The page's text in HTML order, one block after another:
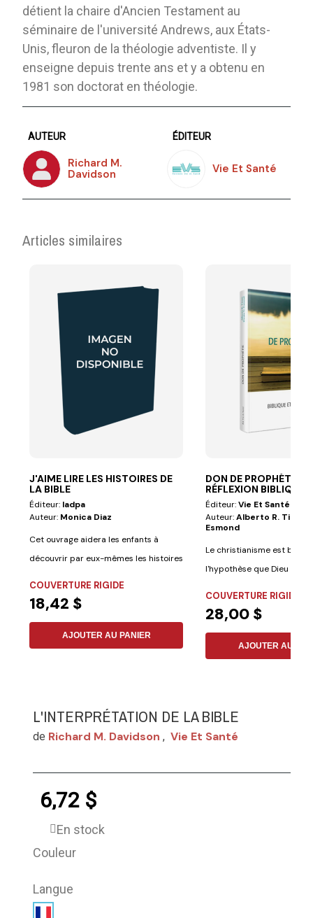
détient la chaire d'Ancien Testament au
séminaire de l'université Andrews, aux États-
Unis, fleuron de la théologie adventiste. Il y
enseigne depuis trente ans et y a obtenu en
1981 son doctorat en théologie.
AUTEUR
Richard M.
Davidson
ÉDITEUR
Vie Et Santé
Articles similaires
J'AIME LIRE LES HISTOIRES DE
LA BIBLE
Éditeur: Iadpa
Auteur: Monica Diaz
Cet ouvrage aidera les enfants à
découvrir par eux-mêmes les histoires
COUVERTURE RIGIDE
18,42 $
AJOUTER AU PANIER
DON DE PROPHÉTIE -
RÉFLEXION BIBLIQU
Éditeur:Vie Et Santé
Auteur:Alberto R. Timm,
Esmond
Le christianisme est basé
l'hypothèse que Dieu
COUVERTURE RIGIDE
28,00 $
AJOUTER AU
L'INTERPRÉTATION DE LA BIBLE
de Richard M. Davidson , Vie Et Santé
6,72 $
En stock
Couleur
Langue